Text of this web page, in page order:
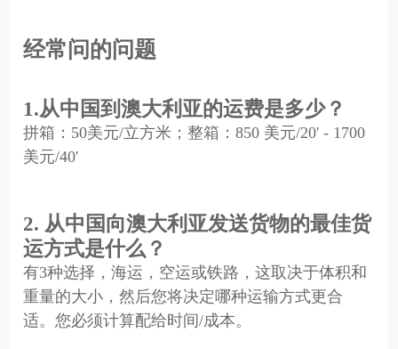
经常问的问题
1.从中国到澳大利亚的运费是多少？
拼箱：50美元/立方米；整箱：850 美元/20' - 1700
美元/40'
2. 从中国向澳大利亚发送货物的最佳货
运方式是什么？
有3种选择，海运，空运或铁路，这取决于体积和
重量的大小，然后您将决定哪种运输方式更合
适。您必须计算配给时间/成本。